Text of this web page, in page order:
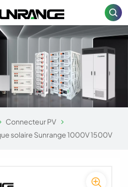
Connecteur PV
solaire Sunrange 1000V 1500V